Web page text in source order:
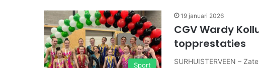
Sport
19 januari 2026
CGV Wardy
topprestaties
SURHUISTERVEEN –